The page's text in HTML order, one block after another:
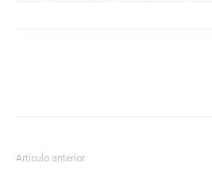
Artículo anterior